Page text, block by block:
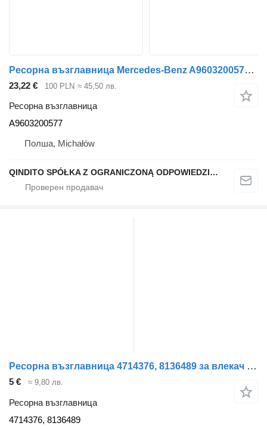
Ресорна възглавница Mercedes-Benz A9603200577 за влекач Mercedes-Benz ACTROS MP4
23,22 € 100 PLN ≈ 45,50 лв.
Ресорна възглавница
A9603200577
Полша, Michałów
QINDITO SPÓŁKA Z OGRANICZONĄ ODPOWIEDZIALNOŚCIĄ
Ресорна възглавница 4714376, 8136489 за влекач IVECO STRALIS
5 € ≈ 9,80 лв.
Ресорна възглавница
4714376, 8136489